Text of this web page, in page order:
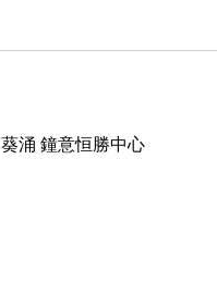
葵涌 鐘意恒勝中心